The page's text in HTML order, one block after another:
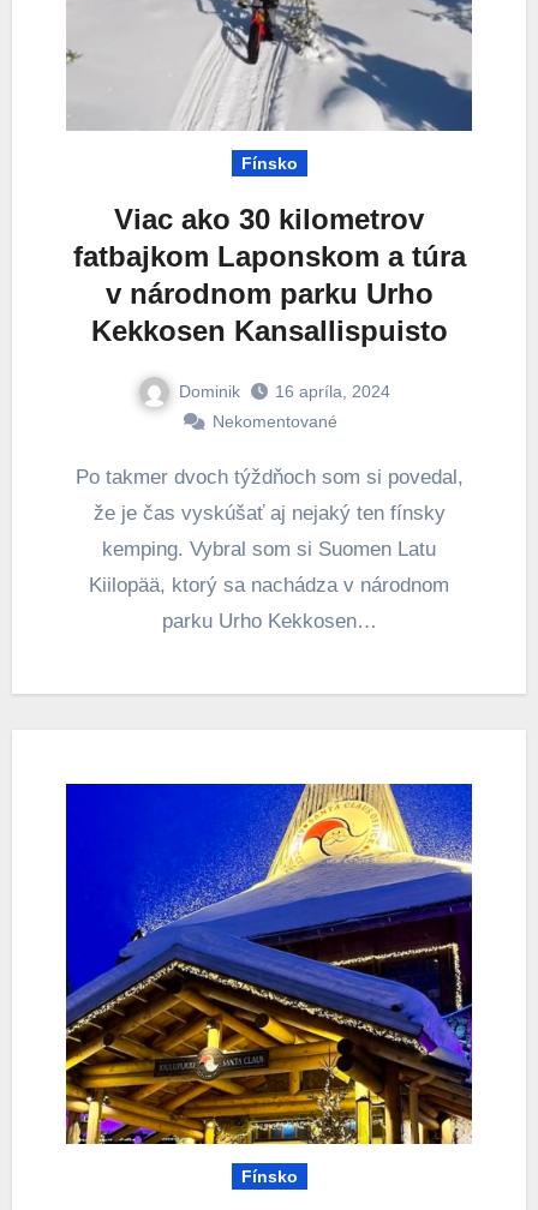
Fínsko
Viac ako 30 kilometrov
fatbajkom Laponskom a túra
v národnom parku Urho
Kekkosen Kansallispuisto
Dominik
16 apríla, 2024
Nekomentované
Po takmer dvoch týždňoch som si povedal,
že je čas vyskúšať aj nejaký ten fínsky
kemping. Vybral som si Suomen Latu
Kiilopää, ktorý sa nachádza v národnom
parku Urho Kekkosen…
Fínsko